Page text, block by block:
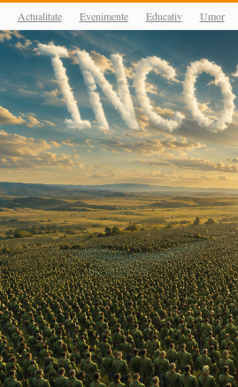
Actualitate Evenimente Educativ Umor